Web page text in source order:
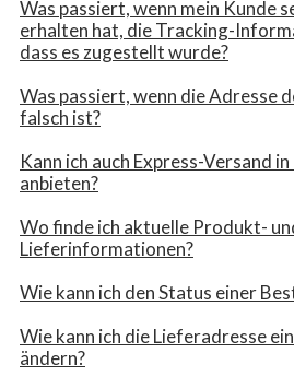
Was passiert, wenn mein Kunde
erhalten hat, die Tracking-
dass es zugestellt wurde?
Was passiert, wenn die Adresse
falsch ist?
Kann ich auch Express-Versand
anbieten?
Wo finde ich aktuelle Produkt-
Lieferinformationen?
Wie kann ich den Status einer
Wie kann ich die Lieferadresse
ändern?